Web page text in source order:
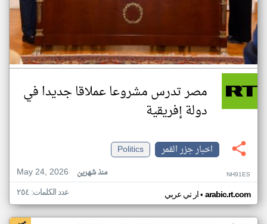
مصر تدرس مشروعا عملاقا جديدا في
دولة إفريقية
اخبار جزر القمر
Politics
May 24, 2026
منذ شهرين NH91ES
ار تي عربي• arabic.rt.com عدد الكلمات: ٢٥٤